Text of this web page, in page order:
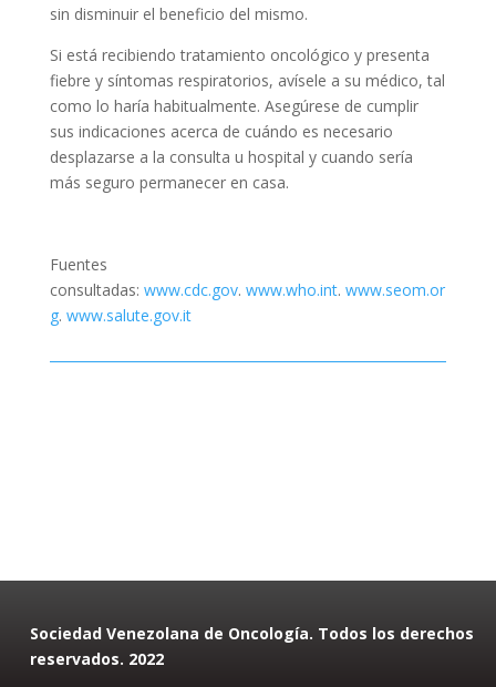
sin disminuir el beneficio del mismo.
Si está recibiendo tratamiento oncológico y presenta
fiebre y síntomas respiratorios, avísele a su médico, tal
como lo haría habitualmente. Asegúrese de cumplir
sus indicaciones acerca de cuándo es necesario
desplazarse a la consulta u hospital y cuando sería
más seguro permanecer en casa.
Fuentes
consultadas: www.cdc.gov. www.who.int. www.seom.or
g. www.salute.gov.it
Sociedad Venezolana de Oncología. Todos los derechos
reservados. 2022